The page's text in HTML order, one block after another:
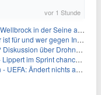
vor 1 Stunde
in der Seine ausgebremst
und wer gegen Infantino?
über Drohnenabwehr
im Sprint chancenlos
Ändert nichts an Boykott